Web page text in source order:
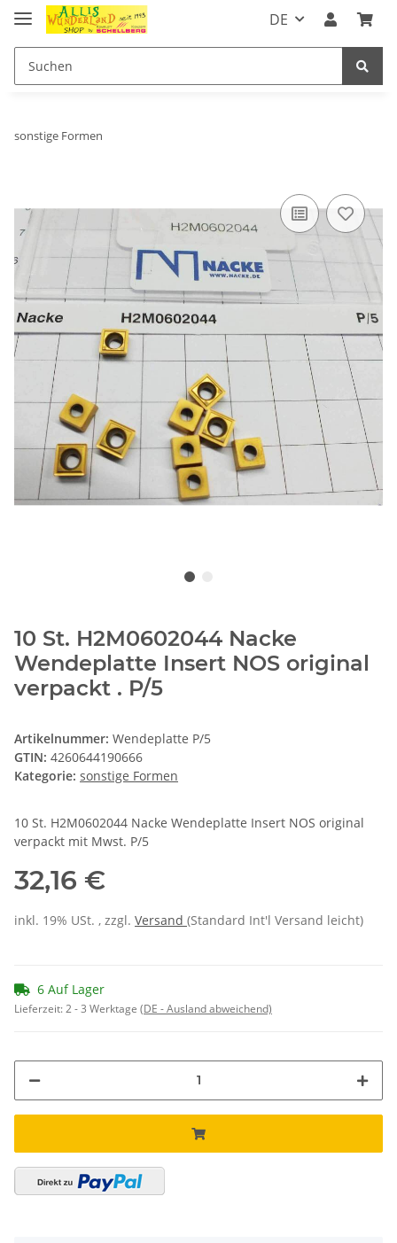
DE
sonstige Formen
10 St. H2M0602044 Nacke
Wendeplatte Insert NOS original
verpackt . P/5
Artikelnummer: Wendeplatte P/5
GTIN: 4260644190666
Kategorie: sonstige Formen
10 St. H2M0602044 Nacke Wendeplatte Insert NOS original
verpackt mit Mwst. P/5
32,16 €
inkl. 19% USt. , zzgl. Versand (Standard Int'l Versand leicht)
6 Auf Lager
Lieferzeit:2 - 3 Werktage (DE - Ausland abweichend)